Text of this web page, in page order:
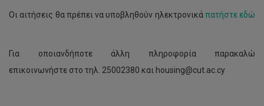
Οι αιτήσεις θα πρέπει να υποβληθούν ηλεκτρονικά πατήστε εδώ
Για οποιανδήποτε άλλη πληροφορία παρακαλώ
επικοινωνήστε στο τηλ. 25002380 και housing@cut.ac.cy